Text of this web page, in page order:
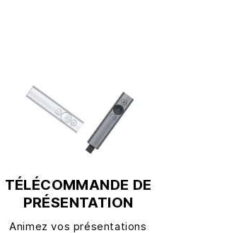
TÉLÉCOMMANDE DE
PRÉSENTATION
Animez vos présentations